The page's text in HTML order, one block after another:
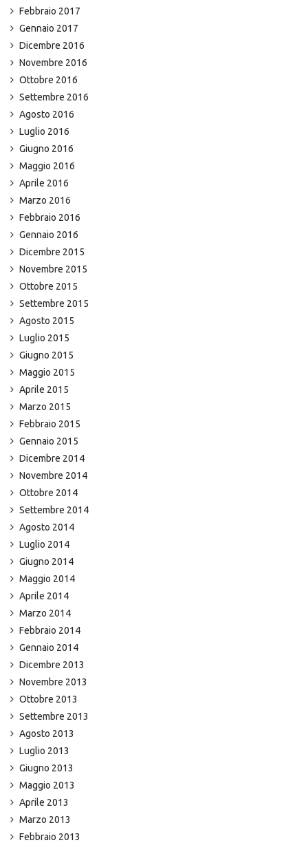
Febbraio 2017
Gennaio 2017
Dicembre 2016
Novembre 2016
Ottobre 2016
Settembre 2016
Agosto 2016
Luglio 2016
Giugno 2016
Maggio 2016
Aprile 2016
Marzo 2016
Febbraio 2016
Gennaio 2016
Dicembre 2015
Novembre 2015
Ottobre 2015
Settembre 2015
Agosto 2015
Luglio 2015
Giugno 2015
Maggio 2015
Aprile 2015
Marzo 2015
Febbraio 2015
Gennaio 2015
Dicembre 2014
Novembre 2014
Ottobre 2014
Settembre 2014
Agosto 2014
Luglio 2014
Giugno 2014
Maggio 2014
Aprile 2014
Marzo 2014
Febbraio 2014
Gennaio 2014
Dicembre 2013
Novembre 2013
Ottobre 2013
Settembre 2013
Agosto 2013
Luglio 2013
Giugno 2013
Maggio 2013
Aprile 2013
Marzo 2013
Febbraio 2013